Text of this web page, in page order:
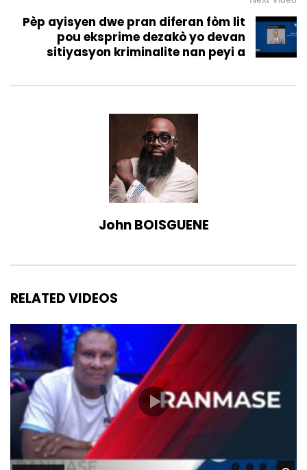
Pèp ayisyen dwe pran diferan fòm lit
pou eksprime dezakò yo devan
sitiyasyon kriminalite nan peyi a
John BOISGUENE
RELATED VIDEOS